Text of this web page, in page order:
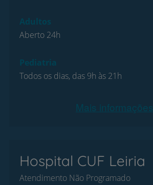
Adultos
Aberto 24h
Pediatria
Todos os dias, das 9h às 21h
Mais informações
Hospital CUF Leiria
Atendimento Não Programado